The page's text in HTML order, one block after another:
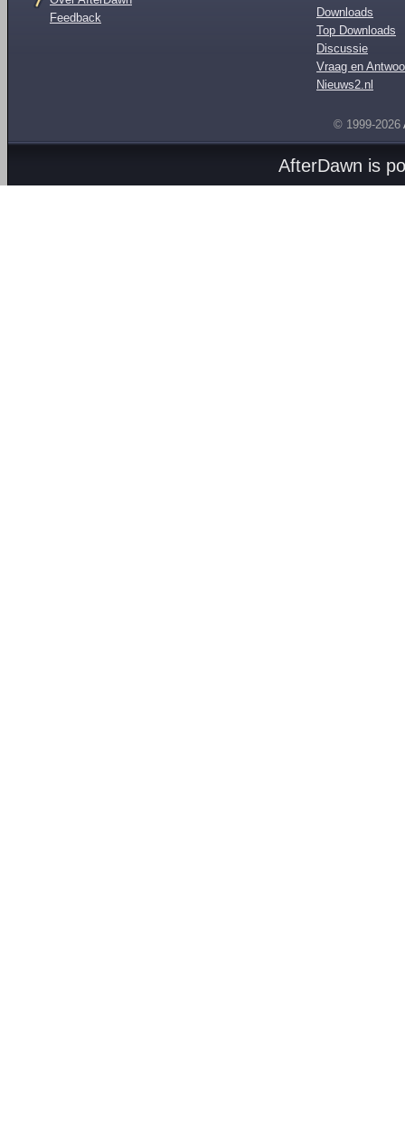
Feedback
Downloads
Top Downloads
Discussie
Vraag en
Nieuws2.nl
© 1999-2026
AfterDawn is